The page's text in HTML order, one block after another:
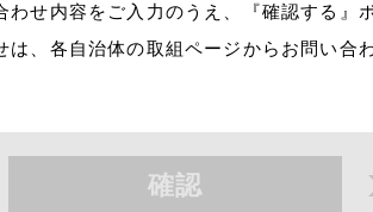
せ内容をご入力のうえ、『確認する』
、各自治体の取組ページからお問い合
確認